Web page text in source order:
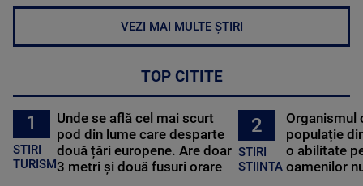
VEZI MAI MULTE ȘTIRI
TOP CITITE
1
STIRI
TURISM
Unde se află cel mai scurt
pod din lume care desparte
două țări europene. Are doar
3 metri și două fusuri orare
2
STIRI
STIINTA
Organismul
populație
o abilitate
oamenilor